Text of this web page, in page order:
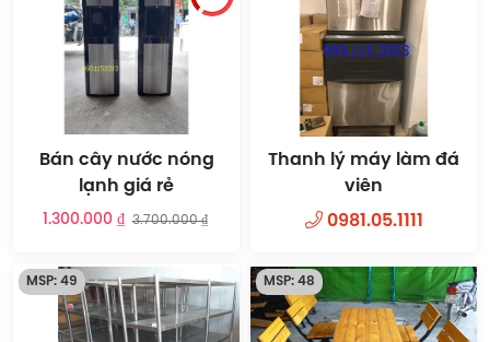
Bán cây nước nóng
lạnh giá rẻ
1.300.000 ₫ 3.700.000 ₫
Thanh lý máy làm đá
viên
0981.05.1111
MSP: 49 MSP: 48